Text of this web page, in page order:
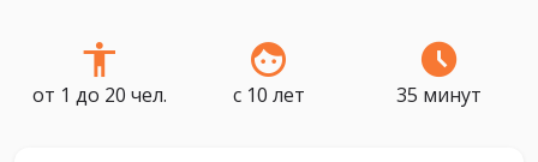
от 1 до 20 чел. с 10 лет 35 минут